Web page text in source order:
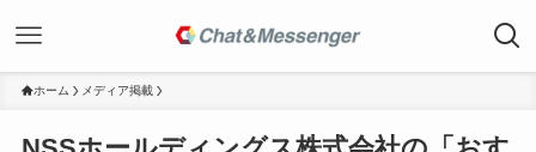
ホーム メディア掲載